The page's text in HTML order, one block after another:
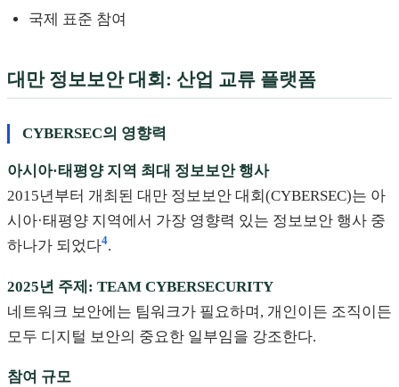
국제 표준 참여
대만 정보보안 대회: 산업 교류 플랫폼
CYBERSEC의 영향력
아시아·태평양 지역 최대 정보보안 행사
2015년부터 개최된 대만 정보보안 대회(CYBERSEC)는 아
시아·태평양 지역에서 가장 영향력 있는 정보보안 행사 중
하나가 되었다4.
2025년 주제: TEAM CYBERSECURITY
네트워크 보안에는 팀워크가 필요하며, 개인이든 조직이든
모두 디지털 보안의 중요한 일부임을 강조한다.
참여 규모